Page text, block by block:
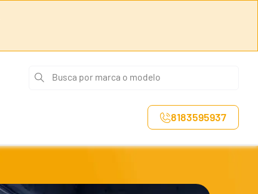
Busca por marca o modelo
8183595937